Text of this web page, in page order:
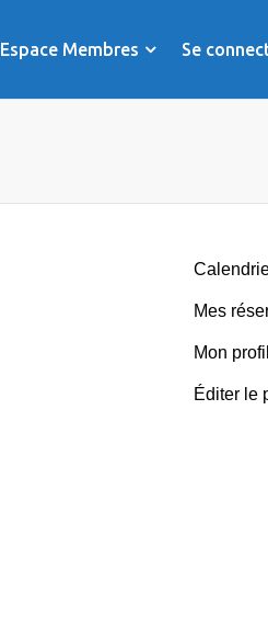
Espace Membres Se
Mes
Mon profil
Éditer le